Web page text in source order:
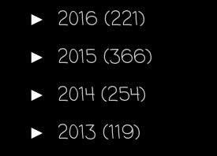
► 2016 (221)
► 2015 (366)
► 2014 (254)
► 2013 (119)